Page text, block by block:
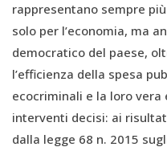
rappresentano sempre
solo per l’economia, ma
democratico del paese,
l’efficienza della spesa
ecocriminali e la loro
interventi decisi: ai
dalla legge 68 n. 2015